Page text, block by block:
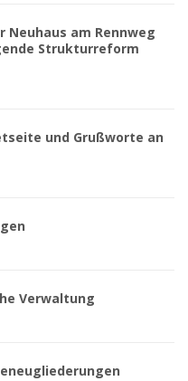
Neuhaus am Rennweg
Strukturreform
und Grußworte an
Verwaltung